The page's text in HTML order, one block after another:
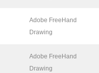
Adobe FreeHand
Drawing
Adobe FreeHand
Drawing